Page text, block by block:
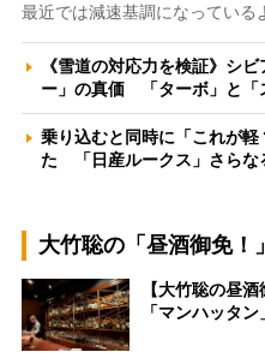
最近では減速基調になっている
《雪道の対応力を検証》シ
ー」の真価 「ターボ」と
乗り込むと同時に「これが
た 「日産ルークス」さら
大竹聡の「昼酒御免！」
【大竹聡の昼
「マンハッタ